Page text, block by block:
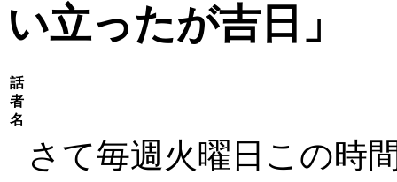
い立ったが吉日」
話
者
名
さて毎週火曜日この時